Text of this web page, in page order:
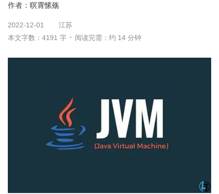
作者： 暝霄愫殇
2022-12-01
江苏
本文字数：4191 字
阅读完需：约 14 分钟